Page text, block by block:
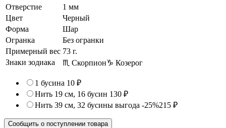
Отверстие
1 мм
Цвет
Черный
Форма
Шар
Огранка
Без огранки
Примерный вес 73 г.
Знаки зодиака
♏ Скорпион♑ Козерог
1 бусина 10 ₽
Нить 19 см, 16 бусин 130 ₽
Нить 39 см, 32 бусины выгода -25%215 ₽
Сообщить о поступлении товара